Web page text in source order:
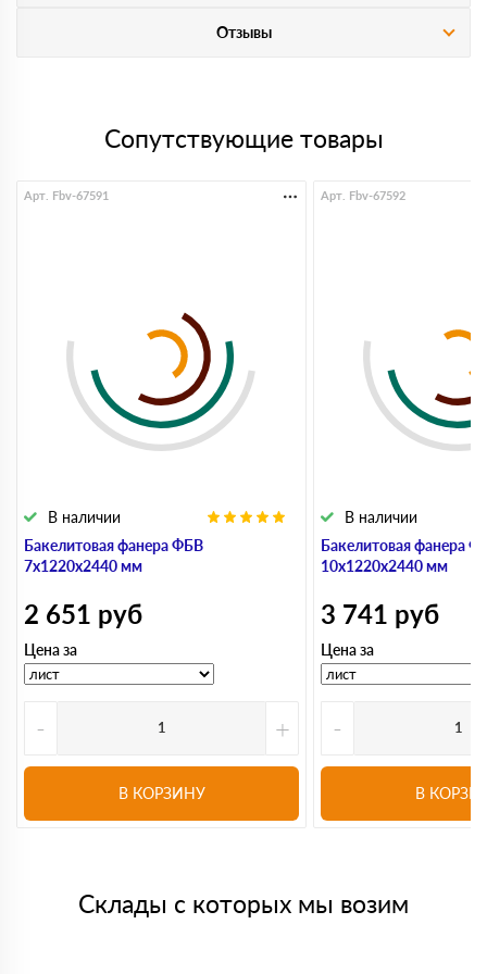
Отзывы
Сопутствующие товары
Бакелитовая фанера ФБВ
7х1220х2440 мм
В наличии
Арт. Fbv-67591
2 651 руб
Цена за
- +
В КОРЗИНУ
Бакелитовая фанера
10х1220х2440 мм
В наличии
Арт. Fbv-67592
3 741 руб
Цена за
-
В
Склады с которых мы возим